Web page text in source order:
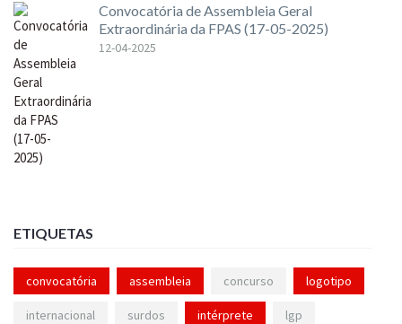
Convocatória de Assembleia Geral
Extraordinária da FPAS (17-05-2025)
12-04-2025
ETIQUETAS
convocatória assembleia concurso logotipo
internacional surdos intérprete lgp